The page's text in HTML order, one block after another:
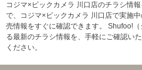
コジマ×ビックカメラ 川口店のチラシ情
で、コジマ×ビックカメラ 川口店で実施
売情報をすぐに確認できます。 Shufoo!
る最新のチラシ情報を、手軽にご確認い
ください。